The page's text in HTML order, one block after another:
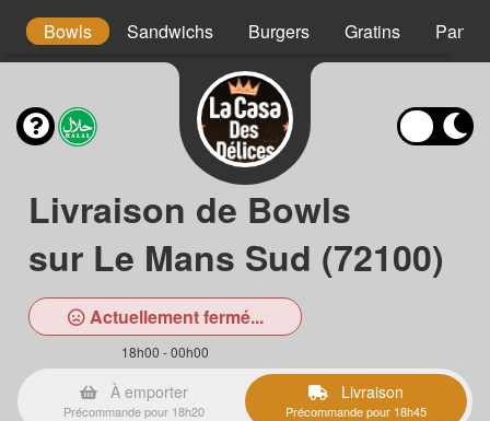
Bowls Sandwichs Burgers Gratins
Livraison de Bowls
sur Le Mans Sud (72100)
Actuellement fermé...
18h00 - 00h00
À emporter
Précommande pour 18h20
Livraison
Précommande pour 18h45